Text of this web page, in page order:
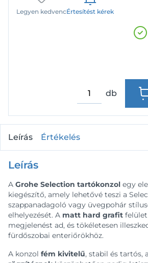
Legyen kedvencÉrtesítést kérek
db
Leírás Értékelés
Leírás
A Grohe Selection tartókonzol egy
kiegészítő, amely lehetővé teszi a
szappanadagoló vagy üvegpohár
elhelyezését. A matt hard grafit
megjelenést ad, és tökéletesen
fürdőszobai enteriőrökhöz.
A konzol fém kivitelű, stabil és tartós, a